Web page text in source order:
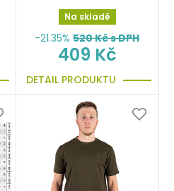
Na skladě
-21.35% 520Kč s DPH
409 Kč
DETAIL PRODUKTU